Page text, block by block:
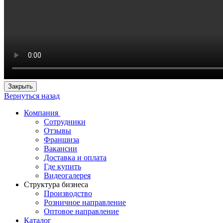
Закрыть
Вернуться назад
Компания
Сотрудники
Отзывы
Франшиза
Вакансии
Доставка и оплата
Где купить
Видеогалерея
Структура бизнеса
Производство
Розничное направление
Оптовое направление
Каталог